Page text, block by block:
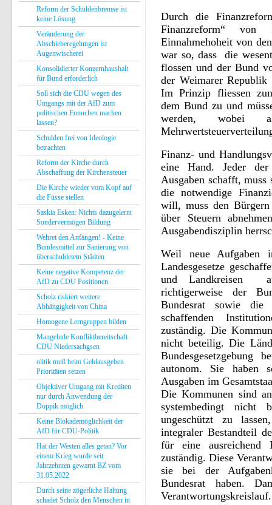
Reform der Schuldenbremse ist
keine Lösung
Veränderung der
Abschieberegelungen ist
Augenwischerei
Konsolidierter Konzernhaushalt
für Bund erforderlich
Soll sich die CDU wegen des
Umgangs mit der AfD zum
politischen Eunuchen machen
lassen?
Schulden frei von Ideologie
betrachten
Reform der Kirche durch
Abschaffung der Kirchensteuer
Die Kirche wieder vom Kopf auf
die Füsse stellen
Saskia Esken: Nichts dazugelernt
Sondervermögen Bildung
Wehret den Anfängen! - Keine
Bundesmittel zur Sanierung von
überschuldetetn Städten
Keine negative Kompetenz der
AfD zu CDU Positionen
Scholz riskiert weitere
Abhängigkeit von China
Homogene Lerngruppen bilden
Mangelnde Konfliktbereitschaft
CDU Niedersachgsen
olitik muß beim Geldausgeben
Prioritäten setzen
Objektiver Umgang mit Krediten
nur durch Anwendung der
Doppik möglich
Keine Blokademöglichkeit der
AfD für CDU-Politik
Hat der Westen alles getan? Vor
einem Krieg wurde seit
Jahrzehnten gewarnt BZ vom
31.05.2022
Durch seine zögerliche Haltung
schadet Scholz den Menschen in
Durch die
Finanzreform“ von
Einnahmehoheit von
war so, dass die
flossen und der Bund
der Weimarer Republik
Im Prinzip fliessen
dem Bund zu und
werden, wobei
Finanz- und
eine Hand. Jeder
Ausgaben schafft,
die notwendige
will, muss den
über Steuern
Ausgabendisziplin
Weil neue Aufgaben
Landesgesetze
und Landkreisen
richtigerweise der
Bundesrat sowie
schaffenden
zuständig. Die
nicht beteilig. Die
Bundesgesetzgebung
autonom. Sie haben
Ausgaben im
Die Kommunen sind
systembedingt nicht
ungeschützt zu
integraler Bestandteil
für eine ausreichend
zuständig. Diese
sie bei der
Bundesrat haben.
Verantwortungskreislauf.